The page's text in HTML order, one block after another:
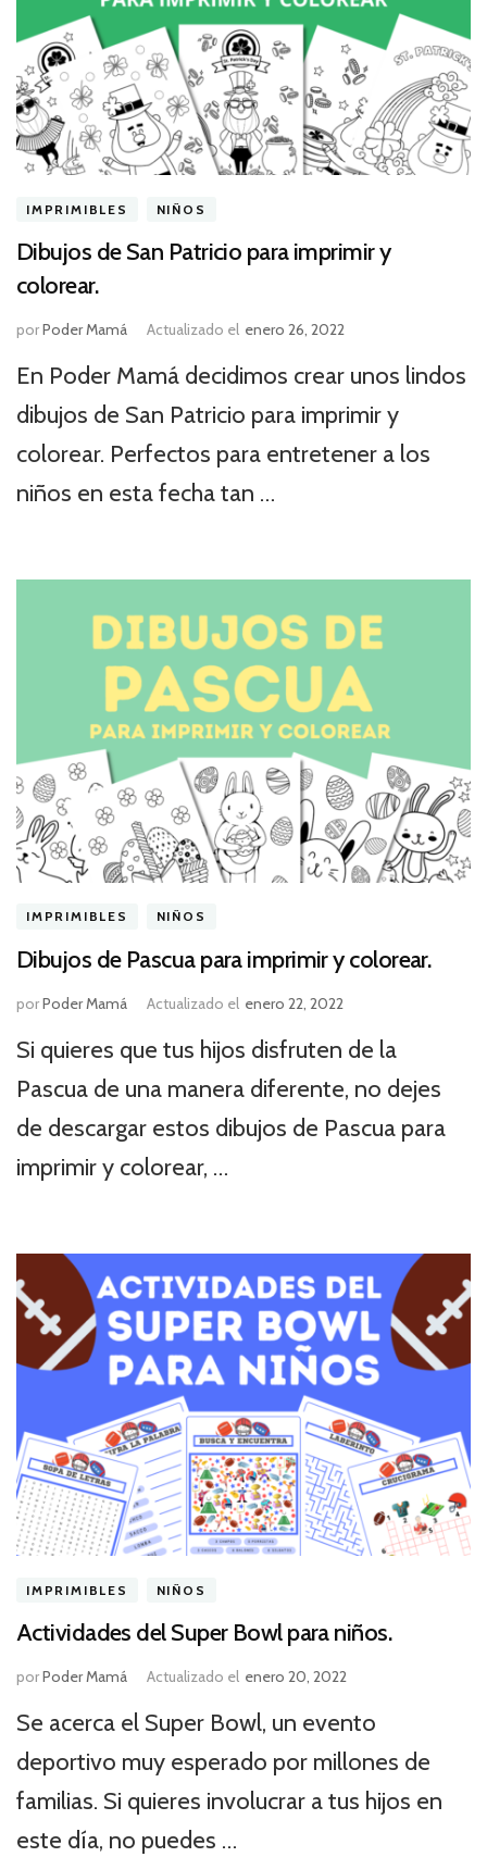
IMPRIMIBLES NIÑOS
Dibujos de San Patricio para imprimir y
colorear.
porPoder Mamá Actualizado el enero 26, 2022
En Poder Mamá decidimos crear unos lindos
dibujos de San Patricio para imprimir y
colorear. Perfectos para entretener a los
niños en esta fecha tan …
IMPRIMIBLES NIÑOS
Dibujos de Pascua para imprimir y colorear.
porPoder Mamá Actualizado el enero 22, 2022
Si quieres que tus hijos disfruten de la
Pascua de una manera diferente, no dejes
de descargar estos dibujos de Pascua para
imprimir y colorear, …
IMPRIMIBLES NIÑOS
Actividades del Super Bowl para niños.
porPoder Mamá Actualizado el enero 20, 2022
Se acerca el Super Bowl, un evento
deportivo muy esperado por millones de
familias. Si quieres involucrar a tus hijos en
este día, no puedes …